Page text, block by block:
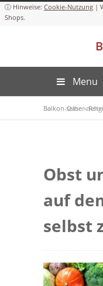
Cookie-Nutzung
Menu
Balkon-Oase»
Obst und Gemüse auf dem Balkon selber
Obst
auf
selbst